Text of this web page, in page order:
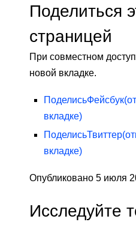
Поделиться
страницей
При совместном
новой вкладке.
ПоделисьФейсбук
вкладке)
ПоделисьТвиттер
вкладке)
Опубликовано 5 июля
Исследуйте